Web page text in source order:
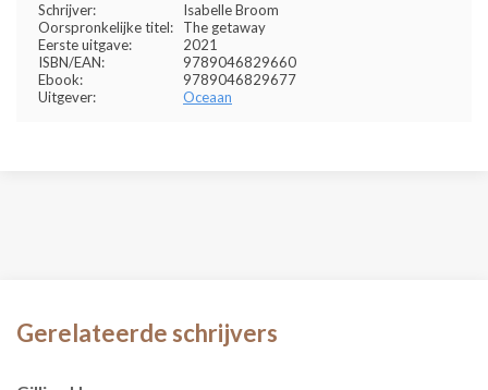
Schrijver:
Isabelle Broom
Oorspronkelijke titel:
The getaway
Eerste uitgave:
2021
ISBN/EAN:
9789046829660
Ebook:
9789046829677
Uitgever:
Oceaan
Gerelateerde schrijvers